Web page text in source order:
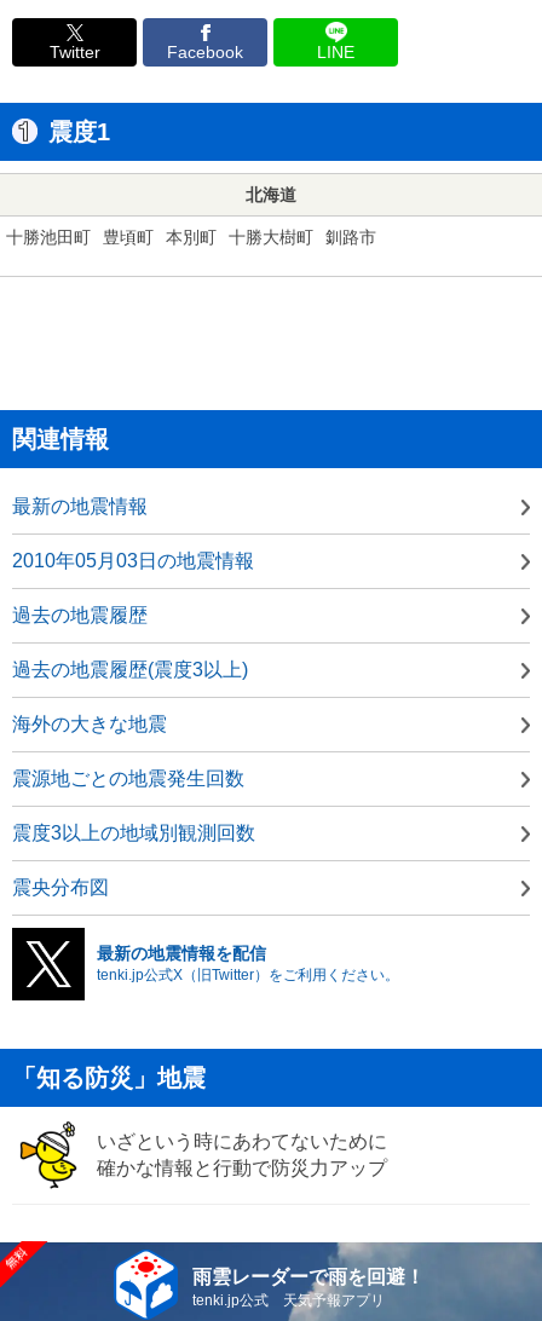
Twitter Facebook LINE
震度1
北海道
十勝池田町 豊頃町 本別町 十勝大樹町 釧路市
関連情報
最新の地震情報
2010年05月03日の地震情報
過去の地震履歴
過去の地震履歴(震度3以上)
海外の大きな地震
震源地ごとの地震発生回数
震度3以上の地域別観測回数
震央分布図
最新の地震情報を配信
tenki.jp公式X（旧Twitter）をご利用ください。
「知る防災」地震
いざという時にあわてないために
確かな情報と行動で防災力アップ
雨雲レーダーで雨を回避！
tenki.jp公式 天気予報アプリ